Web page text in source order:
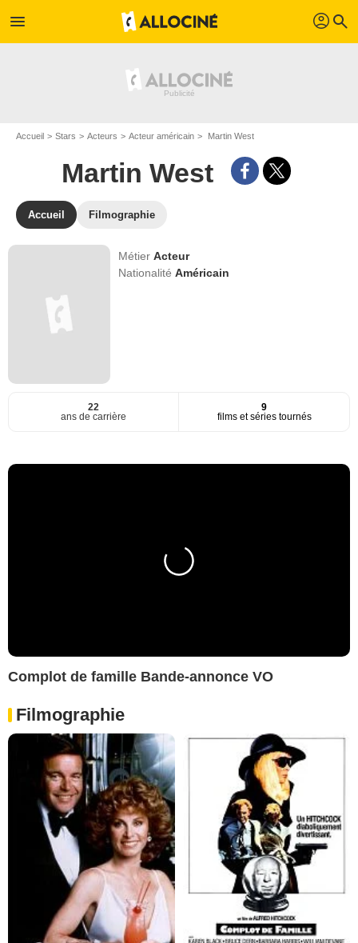
menu profil search
Accueil Stars Acteurs Acteur américain Martin West
Martin West
Accueil Filmographie
MétierActeur
NationalitéAméricain
22
ans de carrière
9
films et séries tournés
Complot de famille Bande-annonce VO
Filmographie